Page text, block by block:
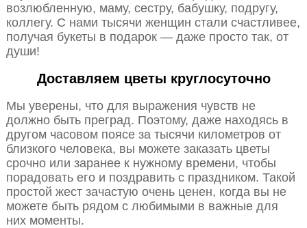
возлюбленную, маму, сестру, бабушку, подругу,
коллегу. С нами тысячи женщин стали счастливее,
получая букеты в подарок — даже просто так, от
души!
Доставляем цветы круглосуточно
Мы уверены, что для выражения чувств не
должно быть преград. Поэтому, даже находясь в
другом часовом поясе за тысячи километров от
близкого человека, вы можете заказать цветы
срочно или заранее к нужному времени, чтобы
порадовать его и поздравить с праздником. Такой
простой жест зачастую очень ценен, когда вы не
можете быть рядом с любимыми в важные для
них моменты.